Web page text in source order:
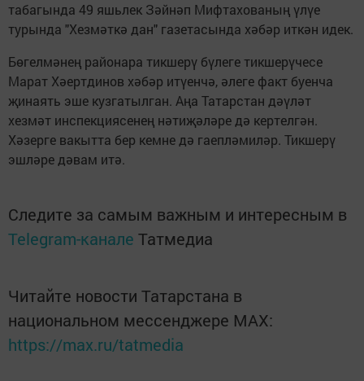
табагында 49 яшьлек Зәйнәп Мифтахованың үлүе
турында "Хезмәткә дан" газетасында хәбәр иткән идек.
Бөгелмәнең районара тикшерү бүлеге тикшерүчесе
Марат Хәертдинов хәбәр итүенчә, әлеге факт буенча
җинаять эше кузгатылган. Аңа Татарстан дәүләт
хезмәт инспекциясенең нәтиҗәләре дә кертелгән.
Хәзерге вакытта бер кемне дә гаепләмиләр. Тикшерү
эшләре дәвам итә.
Следите за самым важным и интересным в
Telegram-канале Татмедиа
Читайте новости Татарстана в
национальном мессенджере MАХ:
https://max.ru/tatmedia